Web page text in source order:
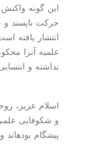
این گونه واكنش
حركت ناپسند و
انتشار یافته
علمیه آنرا
نداشته و
اسلام عزیز،
و شكوفایی
پیشگام بودهاند